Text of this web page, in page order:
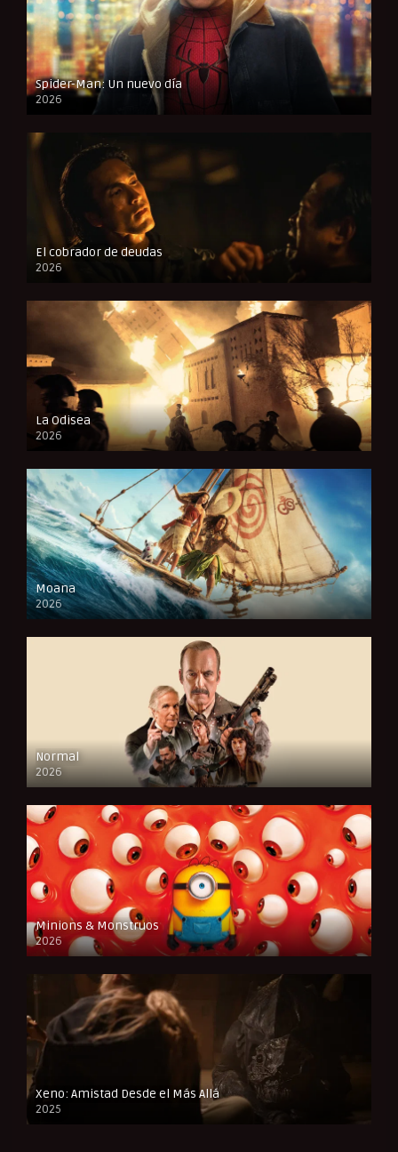
Spider-Man: Un nuevo día
2026
CAM
El cobrador de deudas
2026
FULL HD
La Odisea
2026
CAM
Moana
2026
CAM
Normal
2026
FULL HD
Minions & Monstruos
2026
CAM
Xeno: Amistad Desde el Más Allá
2025
FULL HD